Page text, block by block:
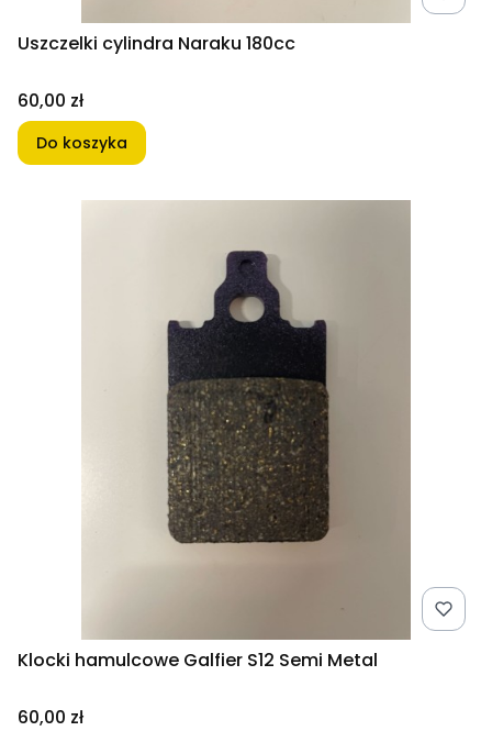
Uszczelki cylindra Naraku 180cc
Cena
60,00 zł
Do koszyka
Klocki hamulcowe Galfier S12 Semi Metal
Cena
60,00 zł